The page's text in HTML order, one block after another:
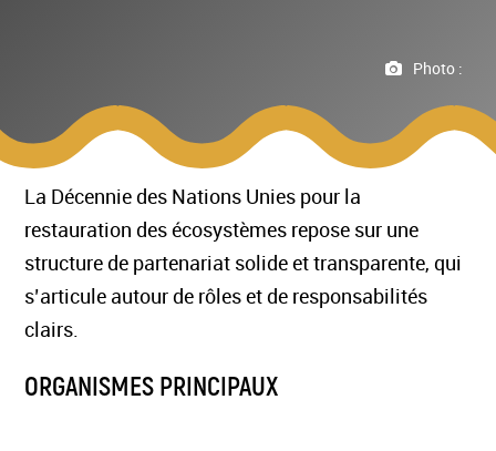
Photo :
La Décennie des Nations Unies pour la
restauration des écosystèmes repose sur une
structure de partenariat solide et transparente, qui
s’articule autour de rôles et de responsabilités
clairs.
ORGANISMES PRINCIPAUX